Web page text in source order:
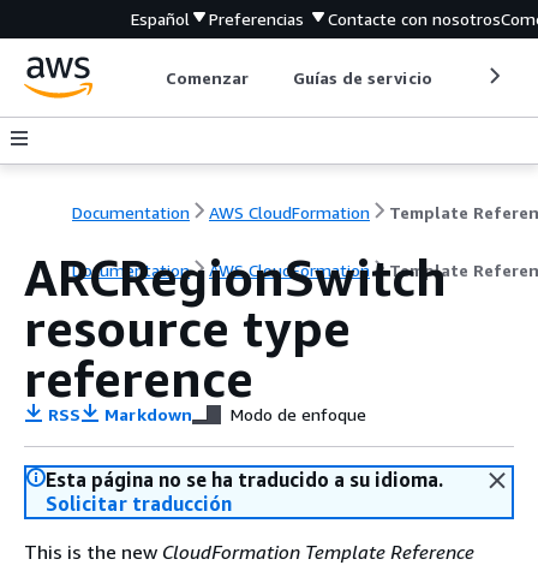
Español Preferencias Contacte con nosotros
Comenzar Guías de servicio
Documentation AWS CloudFormation Template
Documentation AWS CloudFormation Template
ARCRegionSwitch
resource type
reference
RSS Markdown Modo de enfoque
Esta página no se ha traducido a su idioma.
Solicitar traducción
This is the new CloudFormation Template Reference